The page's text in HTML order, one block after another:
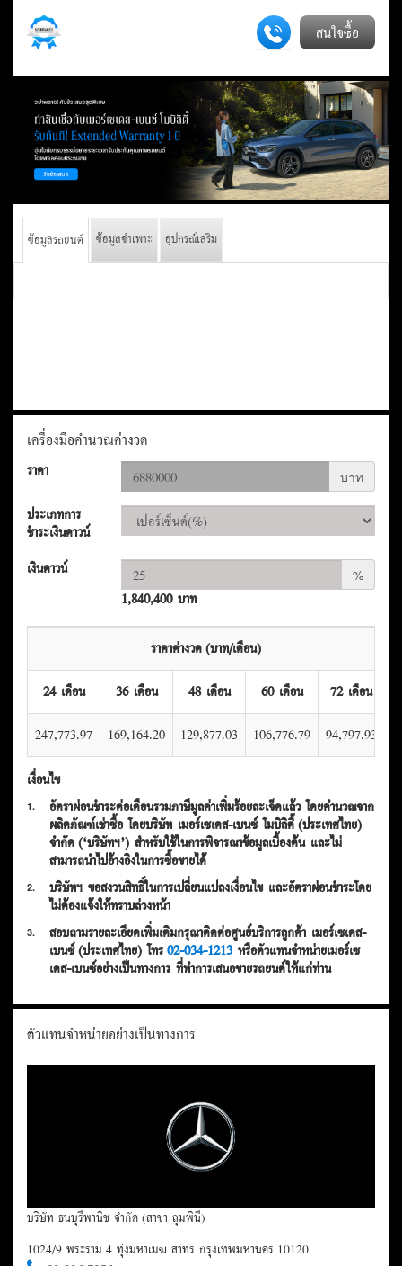
สนใจซื้อ
ข้อมูลรถยนต์ ข้อมูลจำเพาะ อุปกรณ์เสริม
เครื่องมือคำนวณค่างวด
ราคา บาท
ประเภทการ
ชำระเงินดาวน์
เงินดาวน์
%
1,840,400 บาท
ราคาค่างวด (บาท/เดือน)
24 เดือน
36 เดือน 48 เดือน 60 เดือน
72 เดือน
247,773.97
169,164.20 129,877.03 106,776.79
94,797.93
เงื่อนไข
1. อัตราผ่อนชำระต่อเดือนรวมภาษีมูลค่าเพิ่มร้อยละเจ็ดแล้ว โดยคำนวณจาก
ผลิตภัณฑ์เช่าซื้อ โดยบริษัท เมอร์เซเดส-เบนซ์ โมบิลิตี้ (ประเทศไทย)
จำกัด (‘บริษัทฯ’) สำหรับใช้ในการพิจารณาข้อมูลเบื้องต้น และไม่
สามารถนำไปอ้างอิงในการซื้อขายได้
2. บริษัทฯ ขอสงวนสิทธิ์ในการเปลี่ยนแปลงเงื่อนไข และอัตราผ่อนชำระโดย
ไม่ต้องแจ้งให้ทราบล่วงหน้า
3. สอบถามรายละเอียดเพิ่มเติมกรุณาติดต่อศูนย์บริการลูกค้า เมอร์เซเดส-
เบนซ์ (ประเทศไทย) โทร02-034-1213 หรือตัวแทนจำหน่ายเมอร์เซ
เดส-เบนซ์อย่างเป็นทางการ ที่ทำการเสนอขายรถยนต์ให้แก่ท่าน
ตัวแทนจำหน่ายอย่างเป็นทางการ
บริษัท ธนบุรีพานิช จำกัด (สาขา ลุมพินี)
1024/9 พระราม 4 ทุ่งมหาเมฆ สาทร กรุงเทพมหานคร 10120